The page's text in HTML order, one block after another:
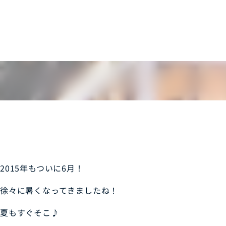
2015年もついに6月！
徐々に暑くなってきましたね！
夏もすぐそこ♪